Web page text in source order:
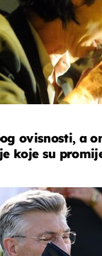
ovisnosti, a
koje su